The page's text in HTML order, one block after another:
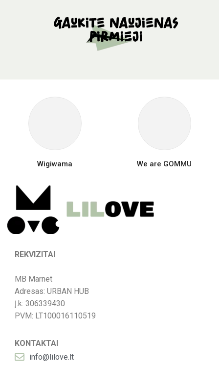
Gaukite naujienas
pirmieji
Wigiwama We are GOMMU
REKVIZITAI
MB Marnet
Adresas: URBAN HUB
Į.k: 306339430
PVM: LT100016110519
KONTAKTAI
info@lilove.lt